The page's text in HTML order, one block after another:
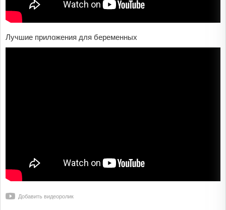
Лучшие приложения для беременных
Добавить видеоролик